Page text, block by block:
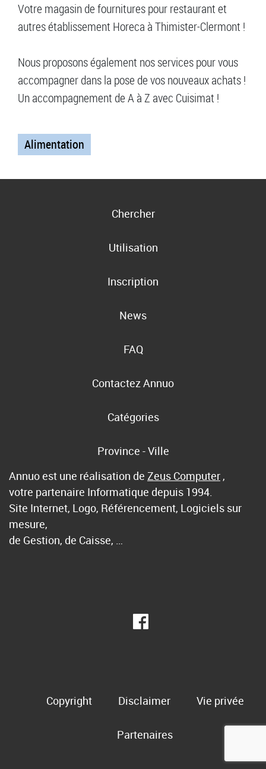
Votre magasin de fournitures pour restaurant et
autres établissement Horeca à Thimister-Clermont !
Nous proposons également nos services pour vous
accompagner dans la pose de vos nouveaux achats !
Un accompagnement de A à Z avec Cuisimat !
Alimentation
Chercher
Utilisation
Inscription
News
FAQ
Contactez Annuo
Catégories
Province - Ville
Annuo est une réalisation de Zeus Computer ,
votre partenaire Informatique depuis 1994.
Site Internet, Logo, Référencement, Logiciels sur
mesure,
de Gestion, de Caisse, …
Copyright Disclaimer Vie privée
Partenaires